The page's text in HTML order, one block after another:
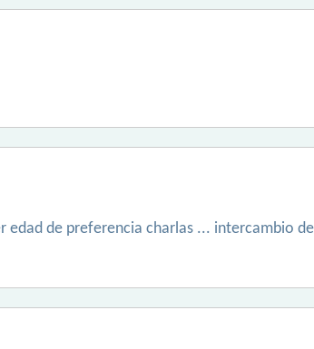
edad de preferencia charlas ... intercambio